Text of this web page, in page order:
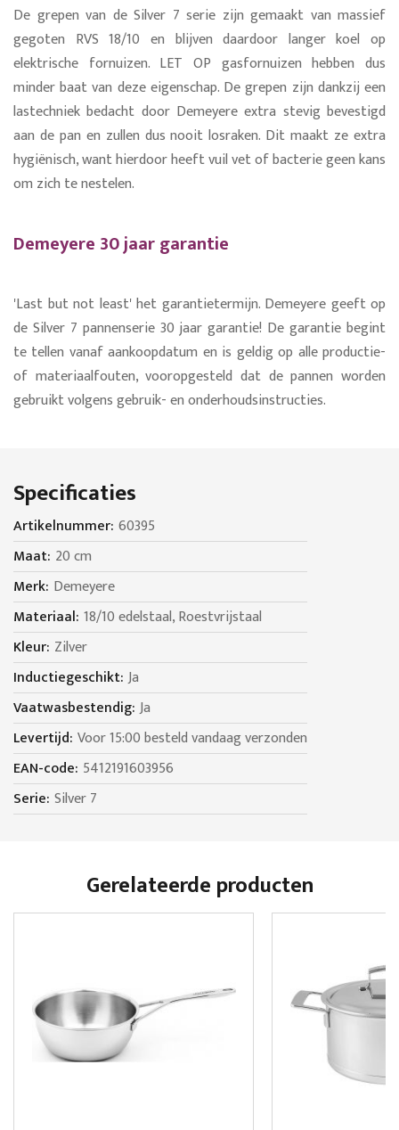
De grepen van de Silver 7 serie zijn gemaakt van massief
gegoten RVS 18/10 en blijven daardoor langer koel op
elektrische fornuizen. LET OP gasfornuizen hebben dus
minder baat van deze eigenschap. De grepen zijn dankzij een
lastechniek bedacht door Demeyere extra stevig bevestigd
aan de pan en zullen dus nooit losraken. Dit maakt ze extra
hygiënisch, want hierdoor heeft vuil vet of bacterie geen kans
om zich te nestelen.
Demeyere 30 jaar garantie
'Last but not least' het garantietermijn. Demeyere geeft op
de Silver 7 pannenserie 30 jaar garantie! De garantie begint
te tellen vanaf aankoopdatum en is geldig op alle productie-
of materiaalfouten, vooropgesteld dat de pannen worden
gebruikt volgens gebruik- en onderhoudsinstructies.
Specificaties
Specificaties
60395
20 cm
Demeyere
18/10 edelstaal, Roestvrijstaal
Zilver
Ja
Ja
Voor 15:00 besteld vandaag verzonden
5412191603956
Silver 7
Gerelateerde producten